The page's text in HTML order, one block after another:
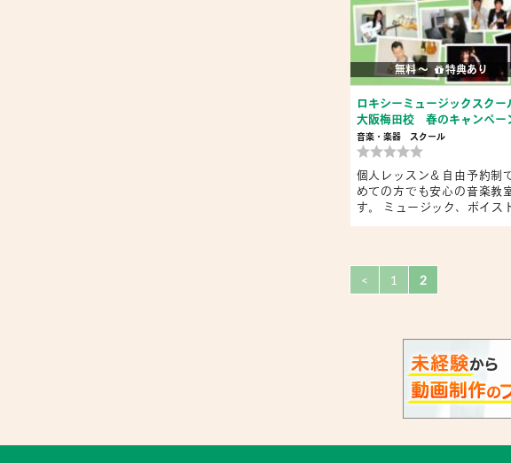
無料 〜 特典あり
ロキシーミュージックスクー
大阪梅田校 春のキャンペー
音楽・楽器 スクール
個人レッスン＆自由予約制
めての方でも安心の音楽教
す。 ミュージック、ボイス
< 1 2